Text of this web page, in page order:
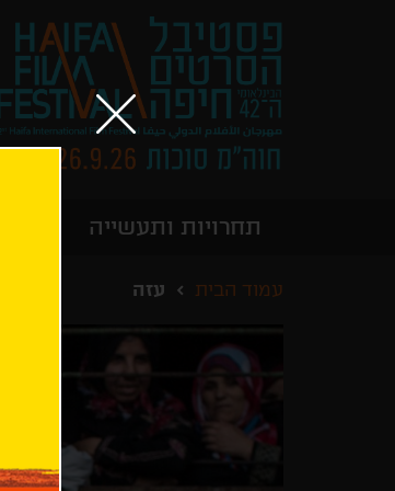
תחרויות ותעשייה
עמוד הבית עזה